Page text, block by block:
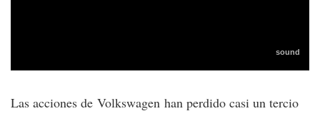
Las acciones de Volkswagen han perdido casi un tercio